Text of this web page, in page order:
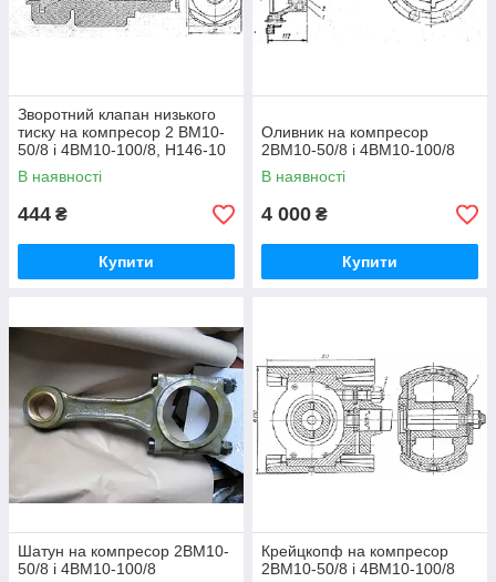
Зворотний клапан низького
тиску на компресор 2 ВМ10-
50/8 і 4ВМ10-100/8, Н146-10
В наявності
444 ₴
Купити
Оливник на компресор
2ВМ10-50/8 і 4ВМ10-100/8
В наявності
4 000 ₴
Купити
Шатун на компресор 2ВМ10-
50/8 і 4ВМ10-100/8
Крейцкопф на компресор
2ВМ10-50/8 і 4ВМ10-100/8